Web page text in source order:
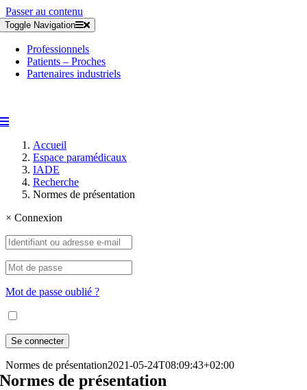
Passer au contenu
Toggle Navigation
Professionnels
Patients – Proches
Partenaires industriels
Accueil
Espace paramédicaux
IADE
Recherche
Normes de présentation
× Connexion
Mot de passe oublié ?
Normes de présentation2021-05-24T08:09:43+02:00
Normes de présentation